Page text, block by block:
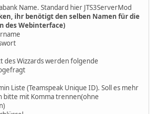
Name. Standard hier JTS3ServerMod
ihr benötigt den selben Namen für die
des Webinterface)
des Wizzards werden folgende
Liste (Teamspeak Unique ID). Soll es mehr
bitte mit Komma trennen(ohne